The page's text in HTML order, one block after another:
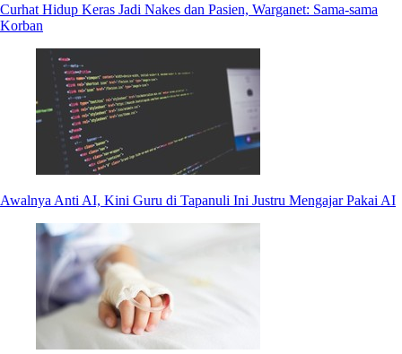
Curhat Hidup Keras Jadi Nakes dan Pasien, Warganet: Sama-sama
Korban
Awalnya Anti AI, Kini Guru di Tapanuli Ini Justru Mengajar Pakai AI